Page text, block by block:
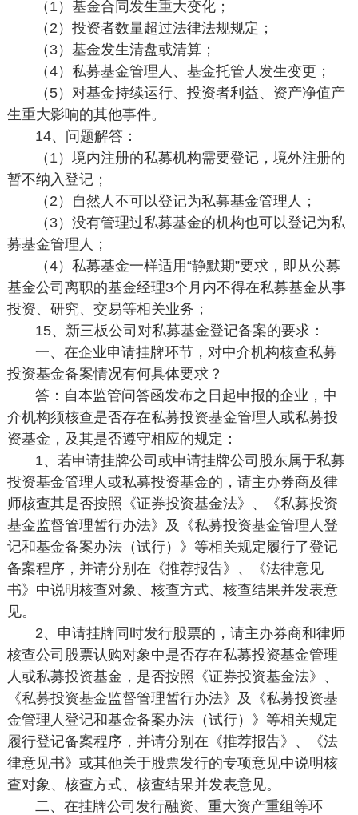
（1）基金合同发生重大变化；
（2）投资者数量超过法律法规规定；
（3）基金发生清盘或清算；
（4）私募基金管理人、基金托管人发生变更；
（5）对基金持续运行、投资者利益、资产净值产
生重大影响的其他事件。
14、问题解答：
（1）境内注册的私募机构需要登记，境外注册的
暂不纳入登记；
（2）自然人不可以登记为私募基金管理人；
（3）没有管理过私募基金的机构也可以登记为私
募基金管理人；
（4）私募基金一样适用“静默期”要求，即从公募
基金公司离职的基金经理3个月内不得在私募基金从事
投资、研究、交易等相关业务；
15、新三板公司对私募基金登记备案的要求：
一、在企业申请挂牌环节，对中介机构核查私募
投资基金备案情况有何具体要求？
答：自本监管问答函发布之日起申报的企业，中
介机构须核查是否存在私募投资基金管理人或私募投
资基金，及其是否遵守相应的规定：
1、若申请挂牌公司或申请挂牌公司股东属于私募
投资基金管理人或私募投资基金的，请主办券商及律
师核查其是否按照《证券投资基金法》、《私募投资
基金监督管理暂行办法》及《私募投资基金管理人登
记和基金备案办法（试行）》等相关规定履行了登记
备案程序，并请分别在《推荐报告》、《法律意见
书》中说明核查对象、核查方式、核查结果并发表意
见。
2、申请挂牌同时发行股票的，请主办券商和律师
核查公司股票认购对象中是否存在私募投资基金管理
人或私募投资基金，是否按照《证券投资基金法》、
《私募投资基金监督管理暂行办法》及《私募投资基
金管理人登记和基金备案办法（试行）》等相关规定
履行登记备案程序，并请分别在《推荐报告》、《法
律意见书》或其他关于股票发行的专项意见中说明核
查对象、核查方式、核查结果并发表意见。
二、在挂牌公司发行融资、重大资产重组等环